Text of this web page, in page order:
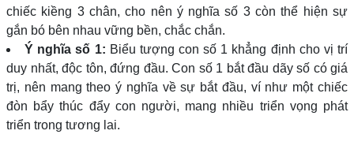
chiếc kiềng 3 chân, cho nên ý nghĩa số 3 còn thể hiện sự
gắn bó bên nhau vững bền, chắc chắn.
Ý nghĩa số 1: Biểu tượng con số 1 khẳng định cho vị trí
duy nhất, độc tôn, đứng đầu. Con số 1 bắt đầu dãy số có giá
trị, nên mang theo ý nghĩa về sự bắt đầu, ví như một chiếc
đòn bẩy thúc đẩy con người, mang nhiều triển vọng phát
triển trong tương lai.